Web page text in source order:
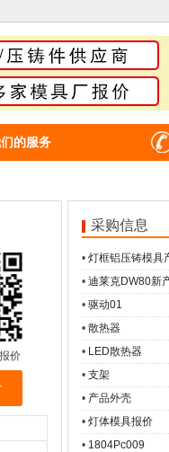
的服务
价
采购信息
• 灯框铝压铸模具
• 迪莱克DW80新
• 驱动01
• 散热器
• LED散热器
• 支架
• 产品外壳
• 灯体模具报价
• 1804Pc009